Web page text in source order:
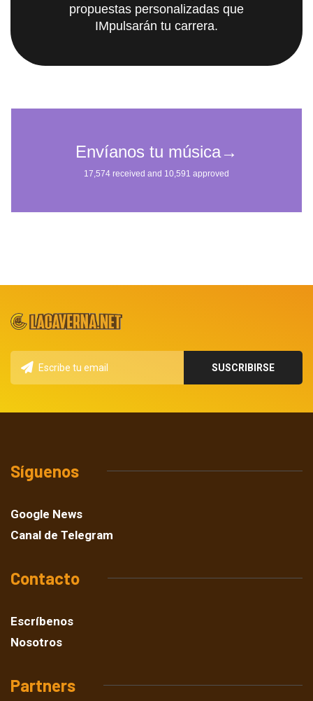
propuestas personalizadas que
IMpulsarán tu carrera.
Síguenos
Google News
Canal de Telegram
Contacto
Escríbenos
Nosotros
Partners